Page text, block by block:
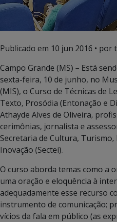
Publicado em 10 jun 2016 • por
Campo Grande (MS) – Está
sexta-feira, 10 de junho, no
(MIS), o Curso de Técnicas de
Texto, Prosódia (Entonação e
Athayde Alves de Oliveira,
cerimônias, jornalista e
Secretaria de Cultura,
Inovação (Sectei).
O curso aborda temas como a
uma oração e eloquência à
adequadamente esse recurso
instrumento de comunicação;
vícios da fala em público (as